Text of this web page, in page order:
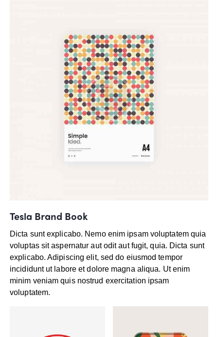
Tesla Brand Book
Dicta sunt explicabo. Nemo enim ipsam voluptatem quia
voluptas sit aspernatur aut odit aut fugit, quia. Dicta sunt
explicabo. Adipiscing elit, sed do eiusmod tempor
incididunt ut labore et dolore magna aliqua. Ut enim
minim veniam quis nostrud exercitation ipsam
voluptatem.